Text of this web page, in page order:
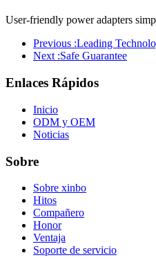
User-friendly power adapters
Previous :Leading
Next :Safe Guarantee
Enlaces Rápidos
Inicio
ODM y OEM
Noticias
Sobre
Sobre xinbo
Hitos
Compañero
Honor
Ventaja
Soporte de servicio